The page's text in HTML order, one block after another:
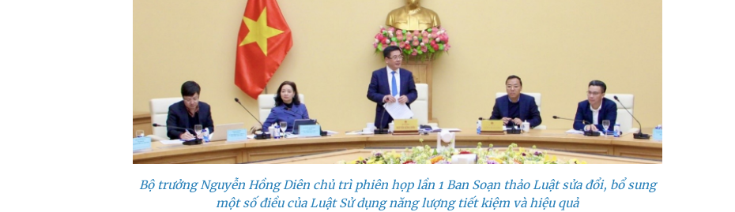
Bộ trưởng Nguyễn Hồng Diên chủ trì phiên họp lần 1 Ban Soạn thảo Luật sửa đổi, bổ sung
một số điều của Luật Sử dụng năng lượng tiết kiệm và hiệu quả